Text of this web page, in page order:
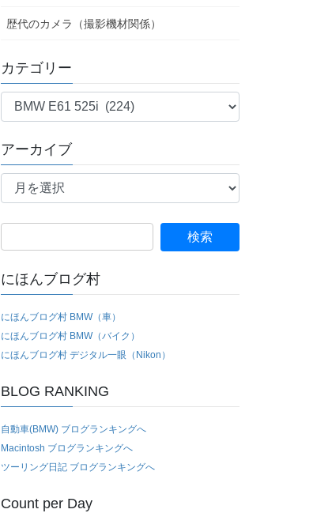
歴代のカメラ（撮影機材関係）
カテゴリー
テ
リ
ー
アーカイブ
ア
ブ
索:
にほんブログ村
にほんブログ村 BMW（車）
にほんブログ村 BMW（バイク）
にほんブログ村 デジタル一眼（Nikon）
BLOG RANKING
自動車(BMW) ブログランキングへ
Macintosh ブログランキングへ
ツーリング日記 ブログランキングへ
Count per Day